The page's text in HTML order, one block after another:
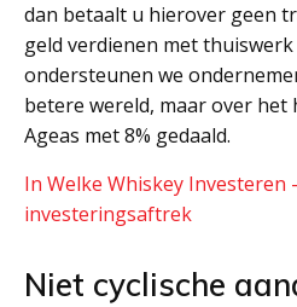
dan betaalt u hierover geen
geld verdienen met
ondersteunen we
betere wereld, maar over het
Ageas met 8% gedaald.
In Welke Whiskey Investeren
investeringsaftrek
Niet cyclische